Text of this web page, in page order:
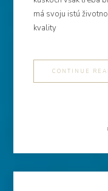
má svoju istú
kvality
CONTINUE